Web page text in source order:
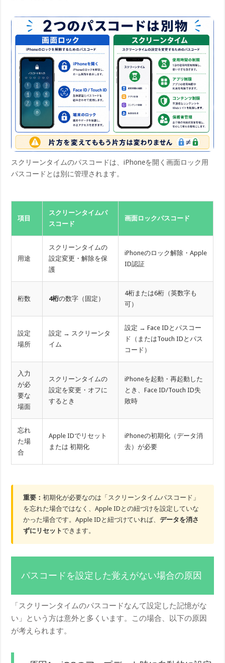
スクリーンタイムのパスコードは、iPhoneを開く画面ロック用
パスコードとは別に管理されます。
項目
スクリーンタイムパ
スコード
画面ロックパスコード
用途
スクリーンタイムの
設定変更・解除を保
護
iPhoneのロック解除・Apple
ID認証
桁数 4桁の数字（固定）
4桁または6桁（英数字も
可）
設定
場所
設定 → スクリーンタ
イム
設定 → Face IDとパスコー
ド（またはTouch IDとパス
コード）
入力
が必
要な
場面
スクリーンタイムの
設定を変更・オフに
するとき
iPhoneを起動・再起動した
とき、Face ID/Touch ID失
敗時
忘れ
た場
合
Apple IDでリセット
または 初期化
iPhoneの初期化（データ消
去）が必要
重要：初期化が必要なのは「スクリーンタイムパスコード」
を忘れた場合ではなく、Apple IDとの紐づけを設定していな
かった場合です。Apple IDと紐づけていれば、データを消さ
ずにリセットできます。
パスコードを設定した覚えがない場合の原因
「スクリーンタイムのパスコードなんて設定した記憶がな
い」という方は意外と多くいます。この場合、以下の原因
が考えられます。